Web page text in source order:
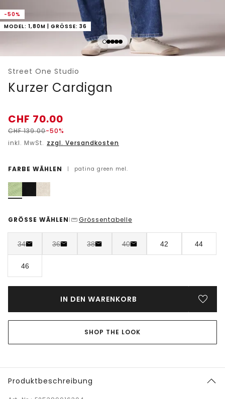
-50%
MODEL: 1,80M | GRÖSSE: 36
Street One Studio
Kurzer Cardigan
CHF 70.00
CHF139.00-50%
inkl. MwSt. zzgl. Versandkosten
FARBE WÄHLEN | patina green mel.
GRÖSSE WÄHLEN | Grössentabelle
34 36 38 40 42 44
46
IN DEN WARENKORB
SHOP THE LOOK
Produktbeschreibung